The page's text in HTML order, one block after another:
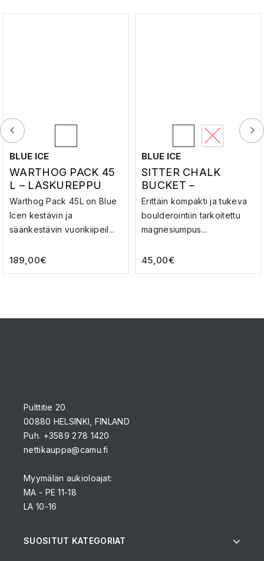
BLUE ICE
WARTHOG PACK 45
L – LASKUREPPU
Warthog Pack 45L on Blue
Icen kestävin ja
säänkestävin vuorikiipeil...
189,00€
BLUE ICE
SITTER CHALK
BUCKET –
MANKKAPUSSI
Erittäin kompakti ja tukeva
boulderointiin tarkoitettu
magnesiumpus...
45,00€
Pulttitie 20
00880 HELSINKI, FINLAND
Puh. +3589 278 1420
nettikauppa@camu.fi
Myymälän aukioloajat:
MA - PE 11-18
LA 10-16
SUOSITUT KATEGORIAT